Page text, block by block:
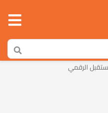
الرقمي